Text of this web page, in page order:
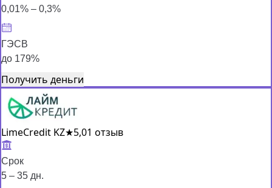
0,01% – 0,3%
ГЭСВ
до 179%
Получить деньги
LimeCredit KZ★5,01 отзыв
Срок
5 – 35 дн.